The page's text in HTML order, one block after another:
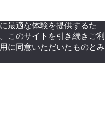
最適な体験を提供するた
このサイトを引き続きご利
に同意いただいたものとみ